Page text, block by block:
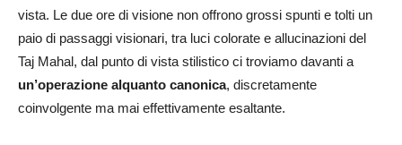
vista. Le due ore di visione non offrono grossi spunti e tolti un
paio di passaggi visionari, tra luci colorate e allucinazioni del
Taj Mahal, dal punto di vista stilistico ci troviamo davanti a
un’operazione alquanto canonica, discretamente
coinvolgente ma mai effettivamente esaltante.